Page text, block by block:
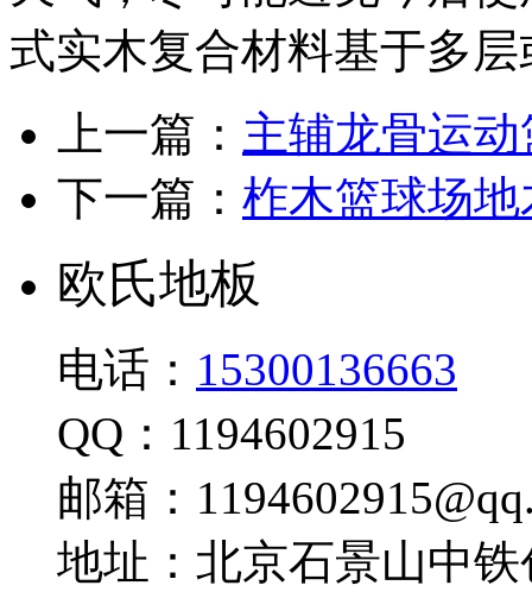
式实木复合材料基于多
上一篇： 主辅龙骨运
下一篇： 柞木篮球场
欧氏地板
电话： 15300136663
QQ：1194602915
邮箱：
地址：北京石景山中